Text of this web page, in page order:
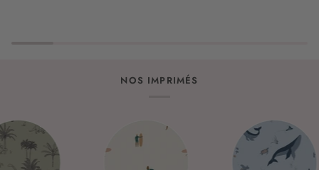
NOS IMPRIMÉS